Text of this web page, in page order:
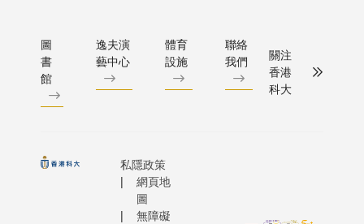
圖
書
館
逸夫演
藝中心
體育
設施
聯絡
我們
關注
香港
科大
私隱政策
網頁地
圖
無障礙